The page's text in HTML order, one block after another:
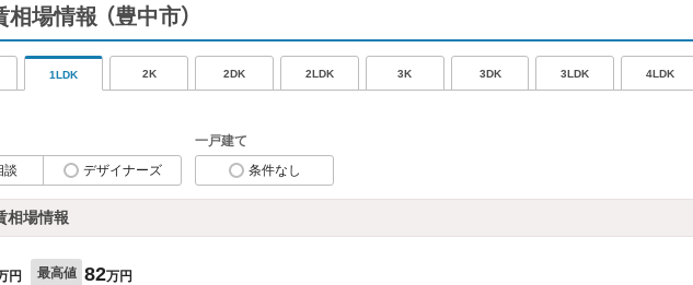
相場情報 （豊中市）
1LDK 2K 2DK 2LDK 3K 3DK 3LDK 4LDK
談 デザイナーズ
一戸建て
条件なし
相場情報
円 最高値 82万円